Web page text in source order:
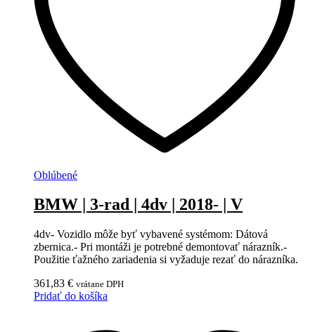
Oblúbené
BMW | 3-rad | 4dv | 2018- | V
4dv- Vozidlo môže byť vybavené systémom: Dátová
zbernica.- Pri montáži je potrebné demontovať nárazník.-
Použitie ťažného zariadenia si vyžaduje rezať do nárazníka.
361,83 € vrátane DPH
Pridať do košíka